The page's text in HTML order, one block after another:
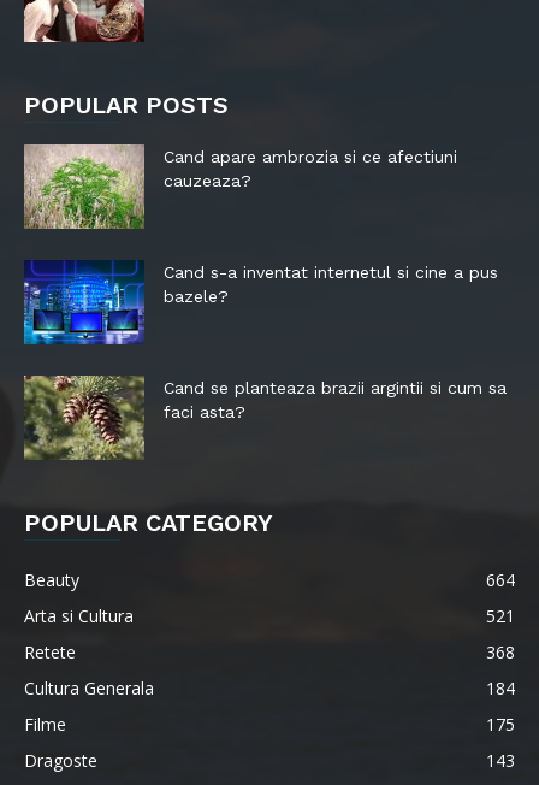
POPULAR POSTS
Cand apare ambrozia si ce afectiuni
cauzeaza?
Cand s-a inventat internetul si cine a pus
bazele?
Cand se planteaza brazii argintii si cum sa
faci asta?
POPULAR CATEGORY
Beauty
664
Arta si Cultura
521
Retete
368
Cultura Generala
184
Filme
175
Dragoste
143